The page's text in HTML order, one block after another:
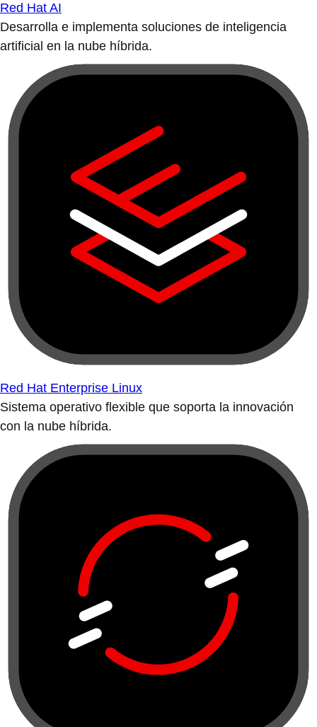
Red Hat AI
Desarrolla e implementa soluciones de inteligencia
artificial en la nube híbrida.
Red Hat Enterprise Linux
Sistema operativo flexible que soporta la innovación
con la nube híbrida.